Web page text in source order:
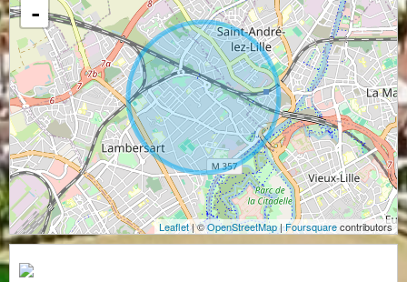
-
Leaflet| ©OpenStreetMap|Foursquarecontributors